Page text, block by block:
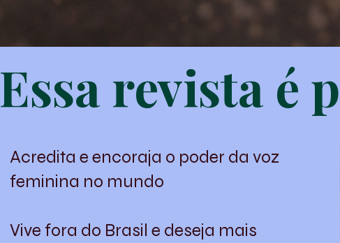
Essa revista é
Acredita e encoraja o poder da voz
feminina no mundo
Vive fora do Brasil e deseja mais